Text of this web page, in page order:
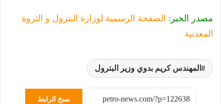
مصدر الخبر: الصفحة الرسمية لوزارة البترول و الثروة
المعدنية
المهندس كريم بدوي وزير البترول
نسخ الرابط